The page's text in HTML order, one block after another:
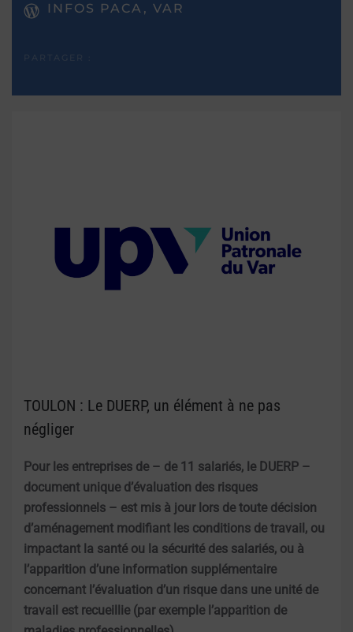
INFOS PACA, VAR
TOULON : Le DUERP, un élément à ne pas
négliger
Pour les entreprises de – de 11 salariés, le DUERP –
document unique d’évaluation des risques
professionnels – est mis à jour lors de toute décision
d’aménagement modifiant les conditions de travail, ou
impactant la santé ou la sécurité des salariés, ou à
l’apparition d’une information supplémentaire
concernant l’évaluation d’un risque dans une unité de
travail est recueillie (par exemple l’apparition de